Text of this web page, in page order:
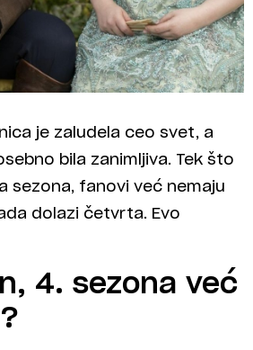
je zaludela ceo svet, a
bila zanimljiva. Tek što
sezona, fanovi već nemaju
dolazi četvrta. Evo
4. sezona već